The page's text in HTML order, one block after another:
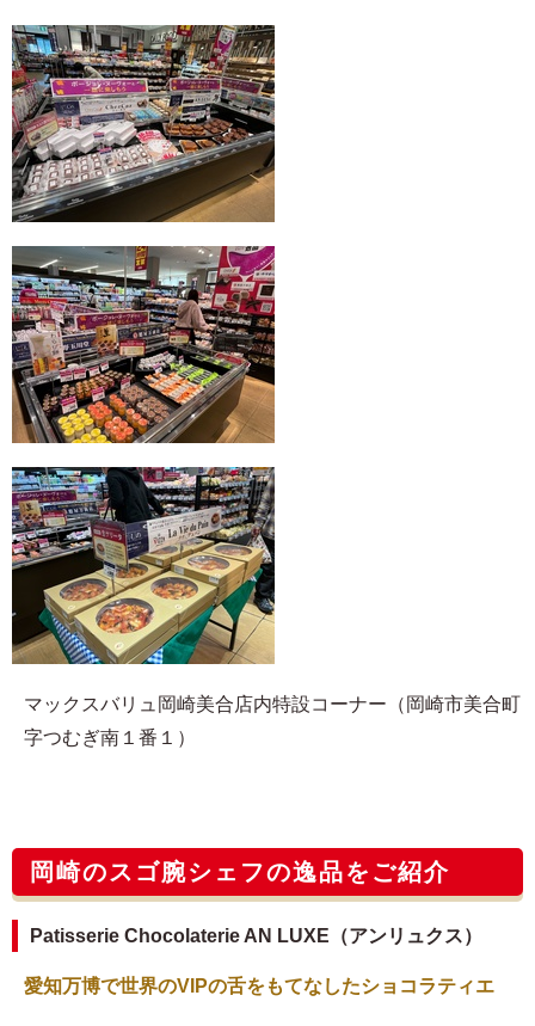
マックスバリュ岡崎美合店内特設コーナー（岡崎市美合町
字つむぎ南１番１）
岡崎のスゴ腕シェフの逸品をご紹介
Patisserie Chocolaterie AN LUXE（アンリュクス）
愛知万博で世界のVIPの舌をもてなしたショコラティエ